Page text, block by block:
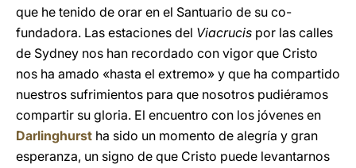
que he tenido de orar en el Santuario de su co-
fundadora. Las estaciones del Viacrucis por las calles
de Sydney nos han recordado con vigor que Cristo
nos ha amado «hasta el extremo» y que ha compartido
nuestros sufrimientos para que nosotros pudiéramos
compartir su gloria. El encuentro con los jóvenes en
Darlinghurst ha sido un momento de alegría y gran
esperanza, un signo de que Cristo puede levantarnos